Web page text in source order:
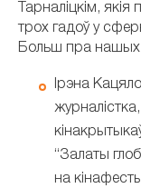
Тарналіцкім,
трох гадоў у
Больш пра нашых
Ірэна
“Залаты
на